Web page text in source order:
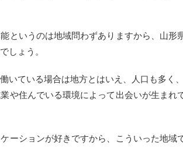
というのは地域問わずありますから、山形
しょう。
いている場合は地方とはいえ、人口も多く
や住んでいる環境によって出会いが生まれ
ーションが好きですから、こういった地域